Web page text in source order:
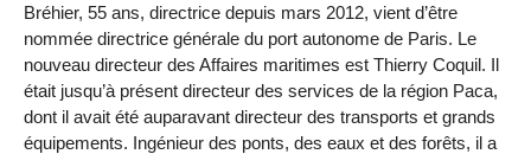
Bréhier, 55 ans, directrice depuis mars 2012, vient d’être
nommée directrice générale du port autonome de Paris. Le
nouveau directeur des Affaires maritimes est Thierry Coquil. Il
était jusqu’à présent directeur des services de la région Paca,
dont il avait été auparavant directeur des transports et grands
équipements. Ingénieur des ponts, des eaux et des forêts, il a